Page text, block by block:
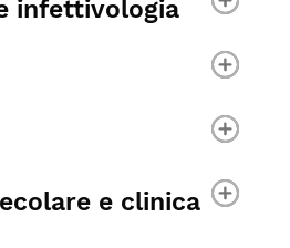
infettivologia
e clinica